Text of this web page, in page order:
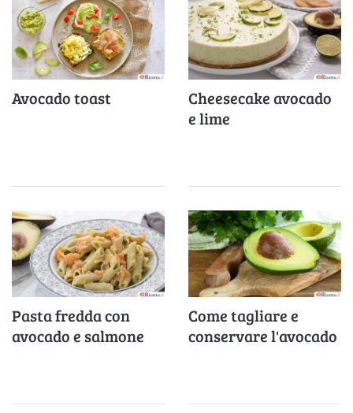
Avocado toast
Cheesecake avocado
e lime
Pasta fredda con
avocado e salmone
Come tagliare e
conservare l'avocado